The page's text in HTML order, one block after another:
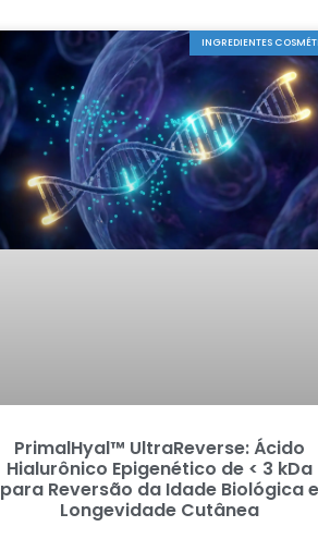
INGREDIENTES
PrimalHyal™ UltraReverse: Ácido
Hialurônico Epigenético de < 3 kDa
para Reversão da Idade Biológica e
Longevidade Cutânea